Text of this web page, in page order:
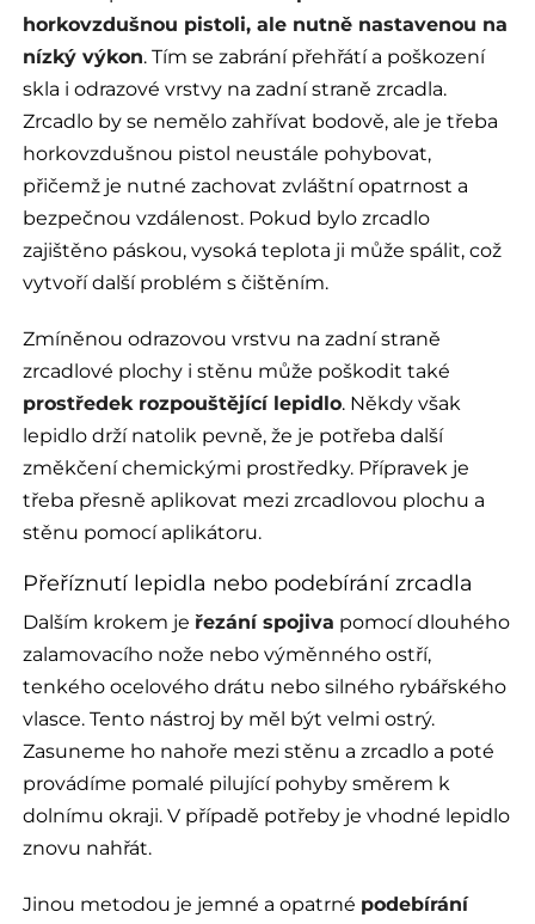
horkovzdušnou pistoli, ale nutně nastavenou na
nízký výkon. Tím se zabrání přehřátí a poškození
skla i odrazové vrstvy na zadní straně zrcadla.
Zrcadlo by se nemělo zahřívat bodově, ale je třeba
horkovzdušnou pistol neustále pohybovat,
přičemž je nutné zachovat zvláštní opatrnost a
bezpečnou vzdálenost. Pokud bylo zrcadlo
zajištěno páskou, vysoká teplota ji může spálit, což
vytvoří další problém s čištěním.
Zmíněnou odrazovou vrstvu na zadní straně
zrcadlové plochy i stěnu může poškodit také
prostředek rozpouštějící lepidlo. Někdy však
lepidlo drží natolik pevně, že je potřeba další
změkčení chemickými prostředky. Přípravek je
třeba přesně aplikovat mezi zrcadlovou plochu a
stěnu pomocí aplikátoru.
Přeříznutí lepidla nebo podebírání zrcadla
Dalším krokem je řezání spojiva pomocí dlouhého
zalamovacího nože nebo výměnného ostří,
tenkého ocelového drátu nebo silného rybářského
vlasce. Tento nástroj by měl být velmi ostrý.
Zasuneme ho nahoře mezi stěnu a zrcadlo a poté
provádíme pomalé pilující pohyby směrem k
dolnímu okraji. V případě potřeby je vhodné lepidlo
znovu nahřát.
Jinou metodou je jemné a opatrné podebírání